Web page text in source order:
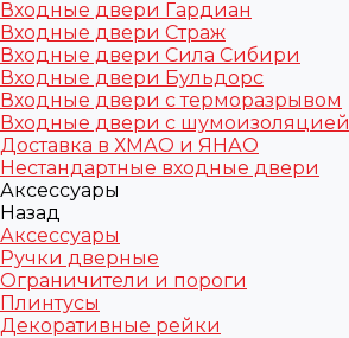
Входные двери Гардиан
Входные двери Страж
Входные двери Сила Сибири
Входные двери Бульдорс
Входные двери с терморазрывом
Входные двери с шумоизоляцией
Доставка в ХМАО и ЯНАО
Нестандартные входные двери
Аксессуары
Назад
Аксессуары
Ручки дверные
Ограничители и пороги
Плинтусы
Декоративные рейки